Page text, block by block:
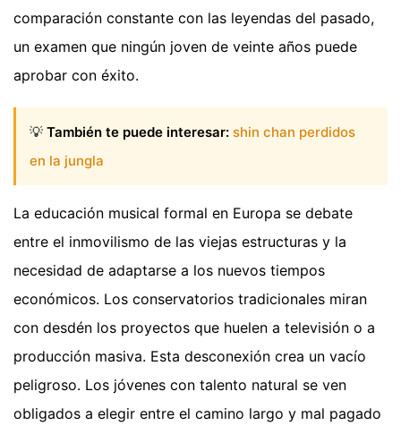
comparación constante con las leyendas del pasado,
un examen que ningún joven de veinte años puede
aprobar con éxito.
💡 También te puede interesar: shin chan perdidos
en la jungla
La educación musical formal en Europa se debate
entre el inmovilismo de las viejas estructuras y la
necesidad de adaptarse a los nuevos tiempos
económicos. Los conservatorios tradicionales miran
con desdén los proyectos que huelen a televisión o a
producción masiva. Esta desconexión crea un vacío
peligroso. Los jóvenes con talento natural se ven
obligados a elegir entre el camino largo y mal pagado